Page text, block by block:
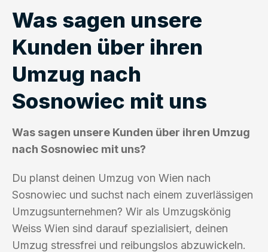
Was sagen unsere
Kunden über ihren
Umzug nach
Sosnowiec mit uns
Was sagen unsere Kunden über ihren Umzug
nach Sosnowiec mit uns?
Du planst deinen Umzug von Wien nach
Sosnowiec und suchst nach einem zuverlässigen
Umzugsunternehmen? Wir als Umzugskönig
Weiss Wien sind darauf spezialisiert, deinen
Umzug stressfrei und reibungslos abzuwickeln.